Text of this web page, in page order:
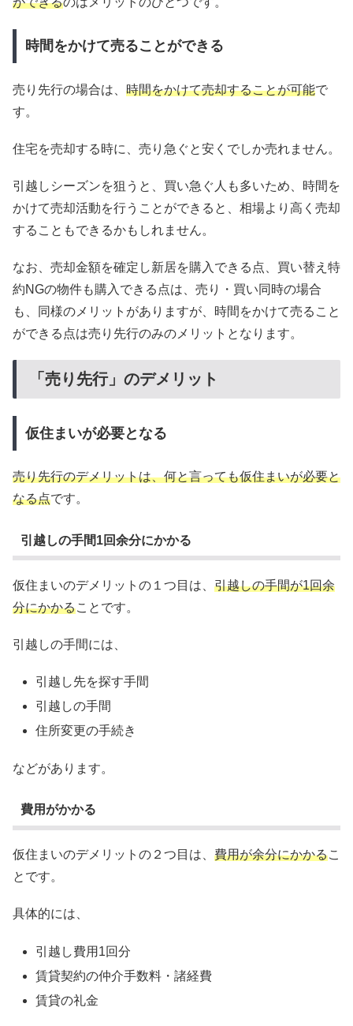
時間をかけて売ることができる
売り先行の場合は、 時間をかけて売却することが可能で
す。
住宅を売却する時に、売り急ぐと安くでしか売れません。
引越しシーズンを狙うと、買い急ぐ人も多いため、時間を
かけて売却活動を行うことができると、相場より高く売却
することもできるかもしれません。
なお、売却金額を確定し新居を購入できる点、買い替え特
約NGの物件も購入できる点は、売り・買い同時の場合
も、同様のメリットがありますが、時間をかけて売ること
ができる点は売り先行のみのメリットとなります。
「売り先行」のデメリット
仮住まいが必要となる
売り先行のデメリットは、何と言っても仮住まいが必要と
なる点です。
引越しの手間1回余分にかかる
仮住まいのデメリットの１つ目は、 引越しの手間が1回余
分にかかることです。
引越しの手間には、
引越し先を探す手間
引越しの手間
住所変更の手続き
などがあります。
費用がかかる
仮住まいのデメリットの２つ目は、 費用が余分にかかるこ
とです。
具体的には、
引越し費用1回分
賃貸契約の仲介手数料・諸経費
賃貸の礼金